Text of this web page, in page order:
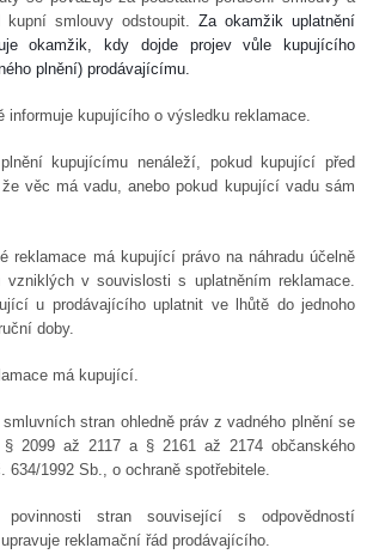
smlouvy odstoupit. Za okamžik uplatnění
okamžik, kdy dojde projev vůle kupujícího
plnění) prodávajícímu.
kupujícího o výsledku reklamace.
kupujícímu nenáleží, pokud kupující před
věc má vadu, anebo pokud kupující vadu sám
reklamace má kupující právo na náhradu účelně
vzniklých v souvislosti s uplatněním reklamace.
u prodávajícího uplatnit ve lhůtě do jednoho
doby.
má kupující.
stran ohledně práv z vadného plnění se
2099 až 2117 a § 2161 až 2174 občanského
1992 Sb., o ochraně spotřebitele.
stran související s odpovědností
reklamační řád prodávajícího.